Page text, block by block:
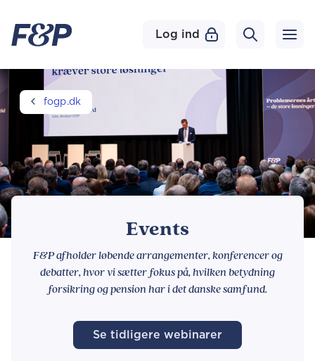
Log ind
fogp.dk
Events
F&P afholder løbende arrangementer, konferencer og
debatter, hvor vi sætter fokus på, hvilken betydning
forsikring og pension har i det danske samfund.
Se tidligere webinarer